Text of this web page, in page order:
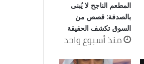
المطعم الناجح لا يُبنى
بالصدفة: قصص من
السوق تكشف الحقيقة
منذ أسبوع واحد